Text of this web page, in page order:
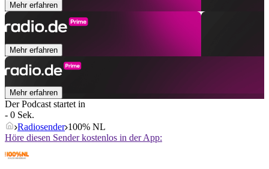
Mehr erfahren
Mehr erfahren
Mehr erfahren
Der Podcast startet in
- 0 Sek.
Radiosender 100% NL
Höre diesen Sender kostenlos in der App: